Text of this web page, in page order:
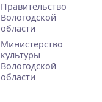
Правительство
Вологодской
области
Министерство
культуры
Вологодской
области